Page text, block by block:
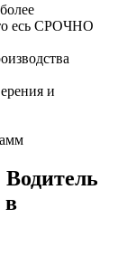
есь СРОЧНО
и
в